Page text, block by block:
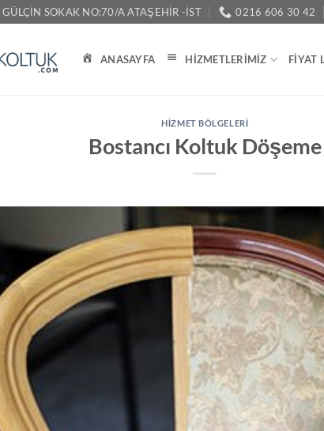
SOKAK NO:70/A ATAŞEHIR -İST 0216 606 30 42
ANASAYFA HIZMETLERIMIZ FIYAT
HIZMET BÖLGELERI
Bostancı Koltuk Döşeme